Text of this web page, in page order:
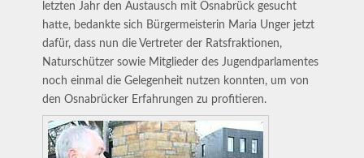
letzten Jahr den Austausch mit Osnabrück gesucht
hatte, bedankte sich Bürgermeisterin Maria Unger jetzt
dafür, dass nun die Vertreter der Ratsfraktionen,
Naturschützer sowie Mitglieder des Jugendparlamentes
noch einmal die Gelegenheit nutzen konnten, um von
den Osnabrücker Erfahrungen zu profitieren.